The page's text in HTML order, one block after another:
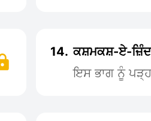
14. ਕਸ਼ਮਕਸ਼-ਏ-
ਇਸ ਭਾਗ ਨੂੰ